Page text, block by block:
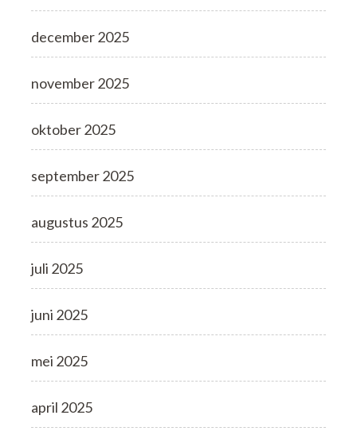
december 2025
november 2025
oktober 2025
september 2025
augustus 2025
juli 2025
juni 2025
mei 2025
april 2025